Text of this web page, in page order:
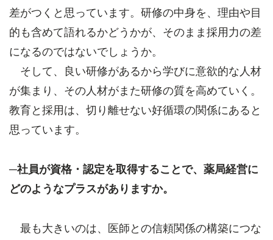
差がつくと思っています。研修の中身を、理由や目
的も含めて語れるかどうかが、そのまま採用力の差
になるのではないでしょうか。
そして、良い研修があるから学びに意欲的な人材
が集まり、その人材がまた研修の質を高めていく。
教育と採用は、切り離せない好循環の関係にあると
思っています。
─社員が資格・認定を取得することで、薬局経営に
どのようなプラスがありますか。
最も大きいのは、医師との信頼関係の構築につな